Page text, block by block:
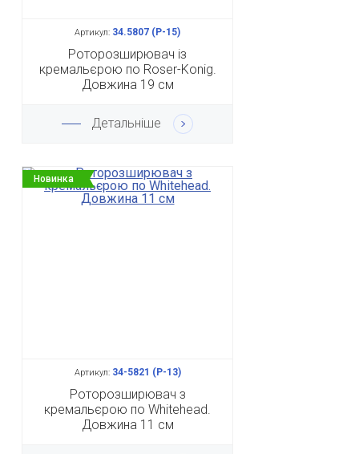
Артикул: 34.5807 (Р-15)
Роторозширювач із
кремальєрою по Roser-Konig.
Довжина 19 см
Детальніше
Новинка
Артикул:34-5821 (Р-13)
Роторозширювач з
кремальєрою по Whitehead.
Довжина 11 см